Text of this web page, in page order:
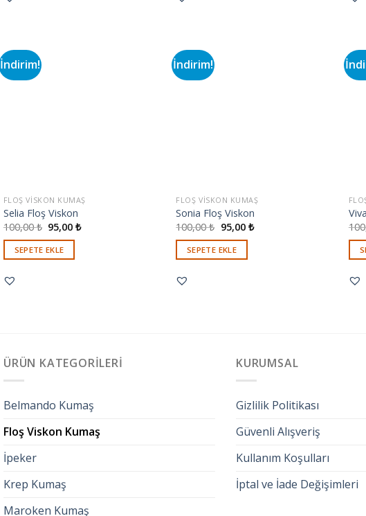
İndirim!
FLOŞ VISKON KUMAŞ
Selia Floş Viskon
100,00₺ 95,00₺
SEPETE EKLE
İndirim!
FLOŞ VISKON KUMAŞ
Sonia Floş Viskon
100,00₺ 95,00 ₺
SEPETE EKLE
ÜRÜN KATEGORILERI
Belmando Kumaş
Floş Viskon Kumaş
İpeker
Krep Kumaş
Maroken Kumaş
KURUMSAL
Gizlilik Politikası
Güvenli Alışveriş
Kullanım Koşulları
İptal ve İade Değişimleri